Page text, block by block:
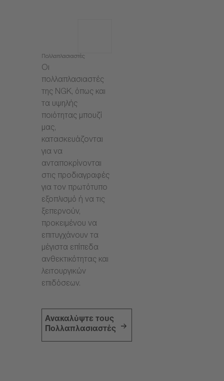
Πολλαπλασιαστές
Οι
πολλαπλασιαστές
της NGK, όπως και
τα υψηλής
ποιότητας μπουζί
μας,
κατασκευάζονται
για να
ανταποκρίνονται
στις προδιαγραφές
για τον πρωτότυπο
εξοπλισμό ή να τις
ξεπερνούν,
προκειμένου να
επιτυγχάνουν τα
μέγιστα επίπεδα
ανθεκτικότητας και
λειτουργικών
επιδόσεων.
Ανακαλύψτε τους
Πολλαπλασιαστές